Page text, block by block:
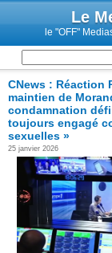
Le
le "OFF"
CNews : Réaction
maintien de
condamnation
toujours engagé
sexuelles »
25 janvier 2026